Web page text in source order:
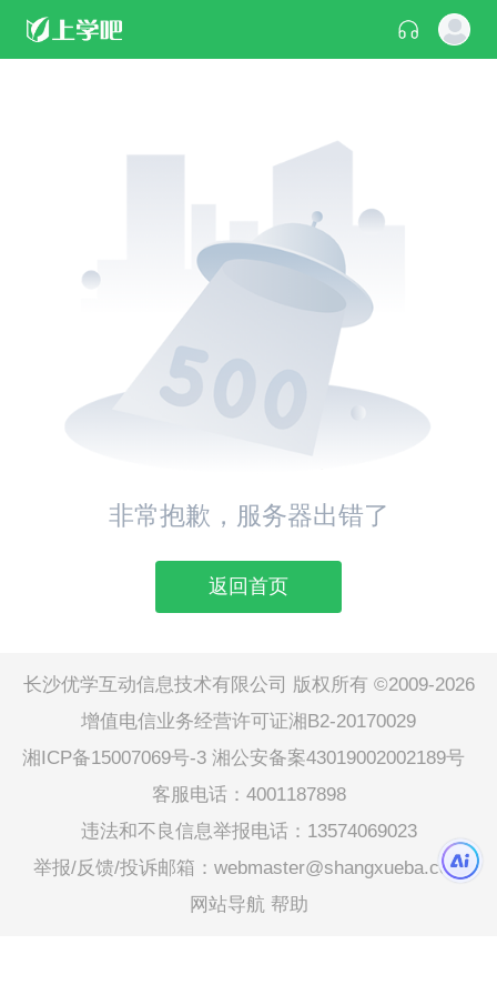
非常抱歉，服务器出错了
返回首页
长沙优学互动信息技术有限公司 版权所有 ©2009-2026
增值电信业务经营许可证湘B2-20170029
湘ICP备15007069号-3 湘公安备案43019002002189号
客服电话：4001187898
违法和不良信息举报电话：13574069023
举报/反馈/投诉邮箱：webmaster@shangxueba.com
网站导航 帮助